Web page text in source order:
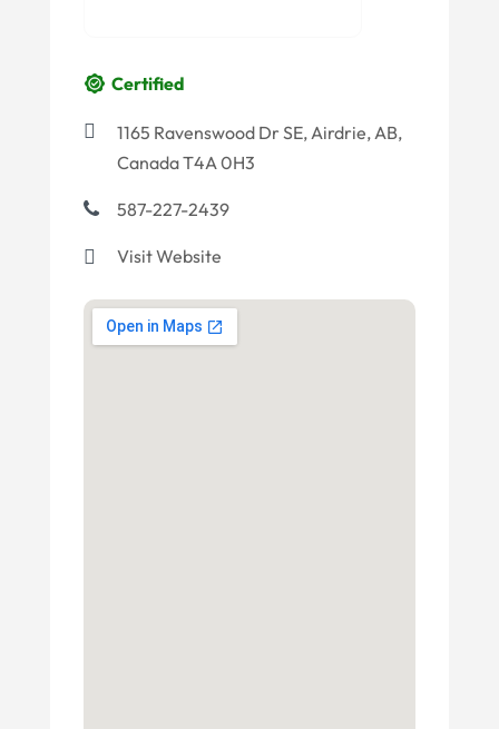
Certified
1165 Ravenswood Dr SE, Airdrie, AB,
Canada T4A 0H3
587-227-2439
Visit Website